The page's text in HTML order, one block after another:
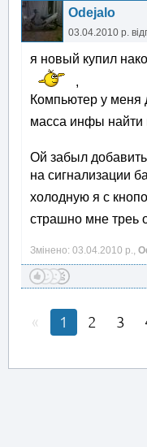
Odejalo
03.04.2010 р.
я новый купил
,
Компьютер у меня
масса инфы
Ой забыл
на сигнализации
холодную я с
страшно мне треь
Змінено: 03.04.2010 р.,
1 2 3